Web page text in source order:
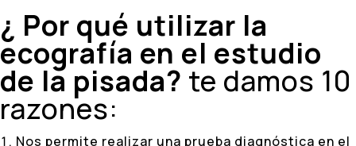
¿ Por qué utilizar la
ecografía en el estudio
de la pisada? te damos 10
razones:
Nos permite realizar una prueba diagnóstica en el